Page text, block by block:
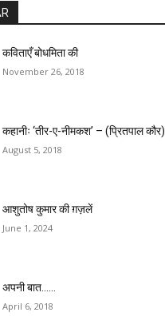
कविताएँ बोधमिता की
November 26, 2018
कहानीः ‘तीर-ए-नीमकश’ – (प्रितपाल कौर)
August 5, 2018
आशुतोष कुमार की ग़ज़लें
June 1, 2024
अपनी बात……
April 6, 2018